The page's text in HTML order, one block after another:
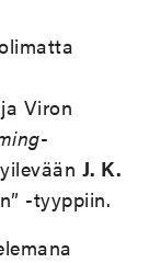
Viron
-
J. K.
-tyyppiin.